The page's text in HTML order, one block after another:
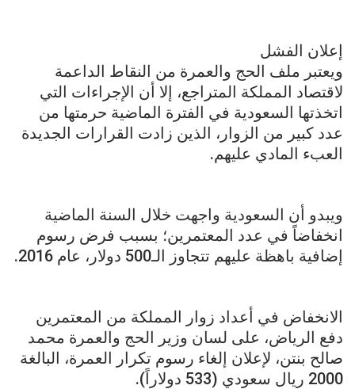
إعلان الفشل
ويعتبر ملف الحج والعمرة من النقاط الداعمة
لاقتصاد المملكة المتراجع، إلا أن الإجراءات التي
اتخذتها السعودية في الفترة الماضية حرمتها من
عدد كبير من الزوار، الذين زادت القرارات الجديدة
العبء المادي عليهم.
ويبدو أن السعودية واجهت خلال السنة الماضية
انخفاضاً في عدد المعتمرين؛ بسبب فرض رسوم
إضافية باهظة عليهم تتجاوز الـ500 دولار، عام 2016.
الانخفاض في أعداد زوار المملكة من المعتمرين
دفع الرياض، على لسان وزير الحج والعمرة محمد
صالح بنتن، لإعلان إلغاء رسوم تكرار العمرة، البالغة
2000 ريال سعودي (533 دولاراً).